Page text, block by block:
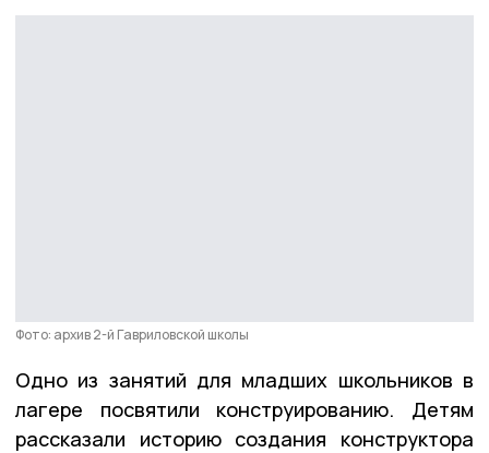
Фото: архив 2-й Гавриловской школы
Одно из занятий для младших школьников в
лагере посвятили конструированию. Детям
рассказали историю создания конструктора